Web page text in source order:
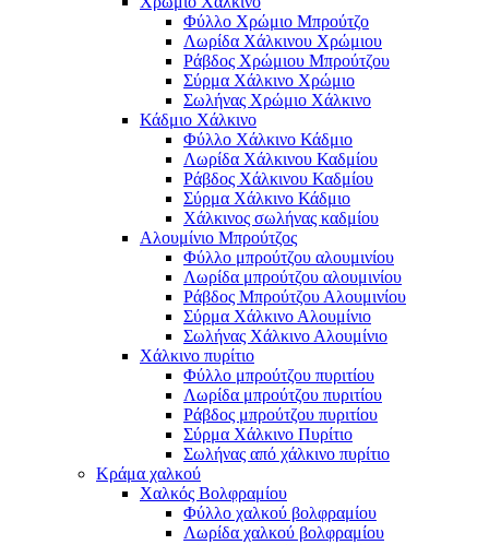
Φύλλο Χρώμιο Μπρούτζο
Λωρίδα Χάλκινου Χρώμιου
Ράβδος Χρώμιου Μπρούτζου
Σύρμα Χάλκινο Χρώμιο
Σωλήνας Χρώμιο Χάλκινο
Κάδμιο Χάλκινο
Φύλλο Χάλκινο Κάδμιο
Λωρίδα Χάλκινου Καδμίου
Ράβδος Χάλκινου Καδμίου
Σύρμα Χάλκινο Κάδμιο
Χάλκινος σωλήνας καδμίου
Αλουμίνιο Μπρούτζος
Φύλλο μπρούτζου αλουμινίου
Λωρίδα μπρούτζου αλουμινίου
Ράβδος Μπρούτζου Αλουμινίου
Σύρμα Χάλκινο Αλουμίνιο
Σωλήνας Χάλκινο Αλουμίνιο
Χάλκινο πυρίτιο
Φύλλο μπρούτζου πυριτίου
Λωρίδα μπρούτζου πυριτίου
Ράβδος μπρούτζου πυριτίου
Σύρμα Χάλκινο Πυρίτιο
Σωλήνας από χάλκινο πυρίτιο
Κράμα χαλκού
Χαλκός Βολφραμίου
Φύλλο χαλκού βολφραμίου
Λωρίδα χαλκού βολφραμίου